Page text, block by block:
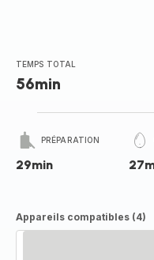
TEMPS TOTAL
56min
PRÉPARATION
29min
Appareils compatibles (4)